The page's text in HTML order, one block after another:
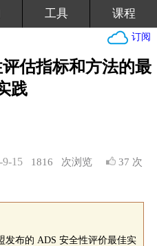
工具 课程
订阅
估指标和方法的最
践
1816 次浏览 37 次
9-15
发布的 ADS 安全性评价最佳实